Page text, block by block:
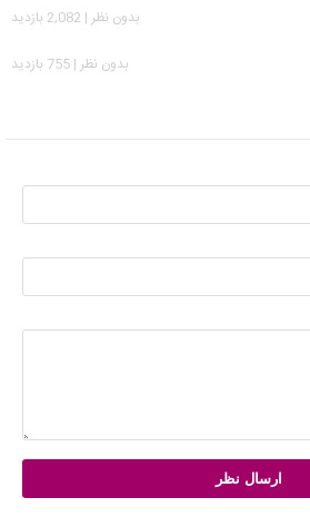
بدون نظر | 2,082 بازدید
بدون نظر | 755 بازدید